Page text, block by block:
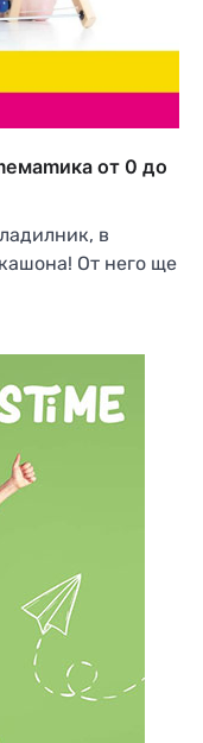
от 0 до
в
От него ще